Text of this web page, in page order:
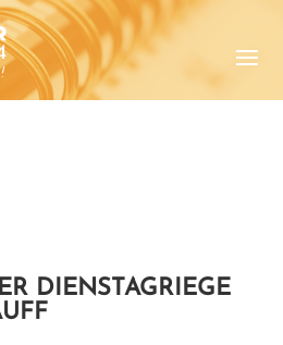
DIENSTAGRIEGE